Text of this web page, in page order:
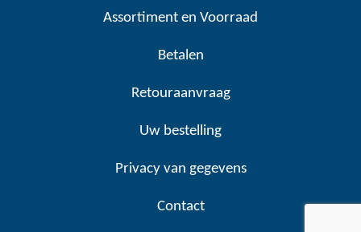
Assortiment en Voorraad
Betalen
Retouraanvraag
Uw bestelling
Privacy van gegevens
Contact